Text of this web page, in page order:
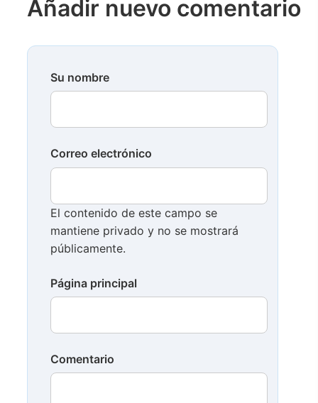
Añadir nuevo comentario
Su nombre
Correo electrónico
El contenido de este campo se
mantiene privado y no se mostrará
públicamente.
Página principal
Comentario